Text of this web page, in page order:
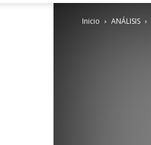
Inicio ANÁLISIS